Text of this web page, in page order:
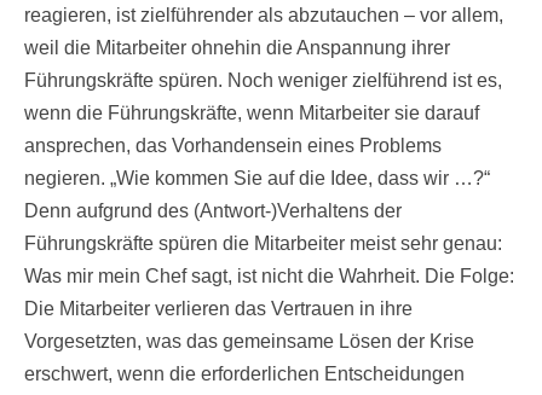
reagieren, ist zielführender als abzutauchen – vor allem,
weil die Mitarbeiter ohnehin die Anspannung ihrer
Führungskräfte spüren. Noch weniger zielführend ist es,
wenn die Führungskräfte, wenn Mitarbeiter sie darauf
ansprechen, das Vorhandensein eines Problems
negieren. „Wie kommen Sie auf die Idee, dass wir …?“
Denn aufgrund des (Antwort-)Verhaltens der
Führungskräfte spüren die Mitarbeiter meist sehr genau:
Was mir mein Chef sagt, ist nicht die Wahrheit. Die Folge:
Die Mitarbeiter verlieren das Vertrauen in ihre
Vorgesetzten, was das gemeinsame Lösen der Krise
erschwert, wenn die erforderlichen Entscheidungen